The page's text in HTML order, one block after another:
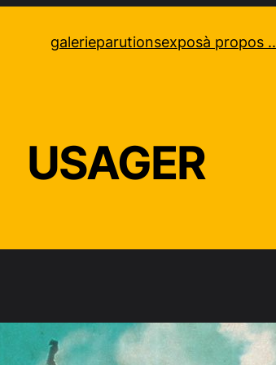
galerieparutionsexposà propos ..
USAGER